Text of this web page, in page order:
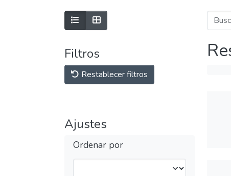
Filtros
Restablecer filtros
Ajustes
Ordenar por